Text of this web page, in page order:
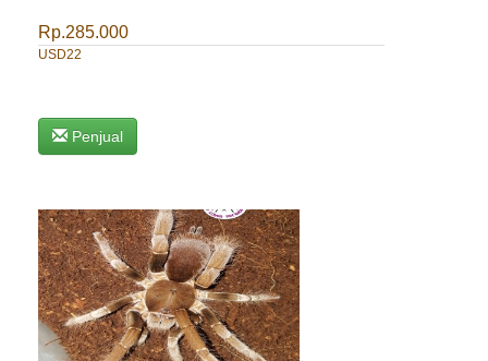
Rp.285.000
USD22
Penjual